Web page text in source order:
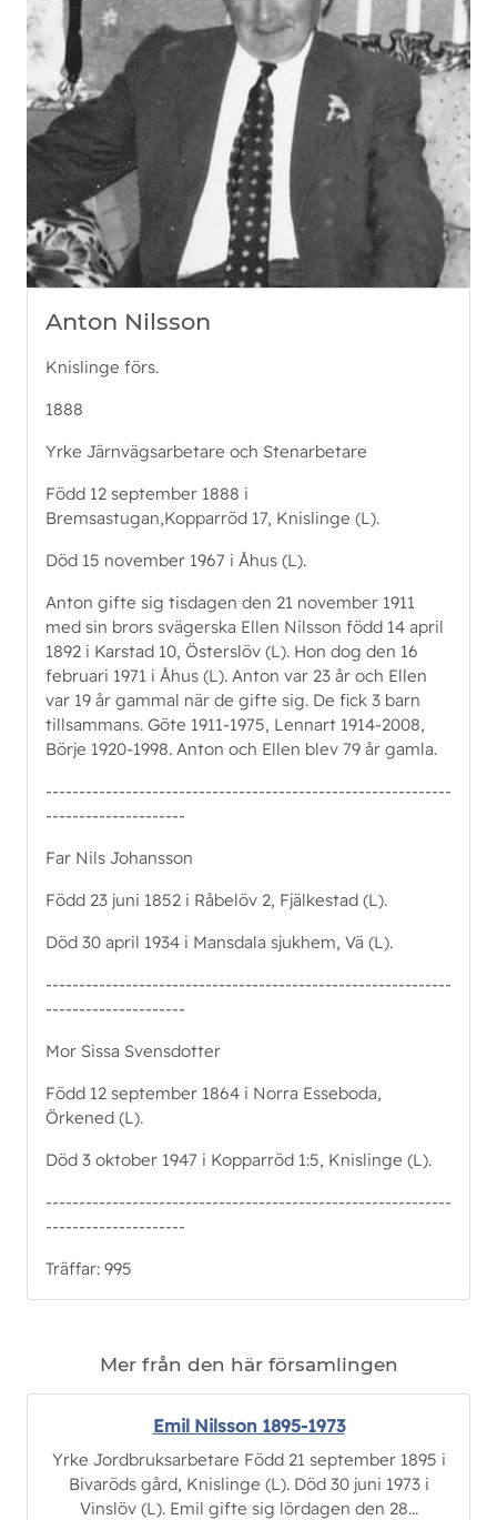
Anton Nilsson
Knislinge förs.
1888
Yrke Järnvägsarbetare och Stenarbetare
Född 12 september 1888 i
Bremsastugan,Kopparröd 17, Knislinge (L).
Död 15 november 1967 i Åhus (L).
Anton gifte sig tisdagen den 21 november 1911
med sin brors svägerska Ellen Nilsson född 14 april
1892 i Karstad 10, Österslöv (L). Hon dog den 16
februari 1971 i Åhus (L). Anton var 23 år och Ellen
var 19 år gammal när de gifte sig. De fick 3 barn
tillsammans. Göte 1911-1975, Lennart 1914-2008,
Börje 1920-1998. Anton och Ellen blev 79 år gamla.
-------------------------------------------------------------
---------------------
Far Nils Johansson
Född 23 juni 1852 i Råbelöv 2, Fjälkestad (L).
Död 30 april 1934 i Mansdala sjukhem, Vä (L).
-------------------------------------------------------------
---------------------
Mor Sissa Svensdotter
Född 12 september 1864 i Norra Esseboda,
Örkened (L).
Död 3 oktober 1947 i Kopparröd 1:5, Knislinge (L).
-------------------------------------------------------------
---------------------
Träffar: 995
Mer från den här församlingen
Emil Nilsson 1895-1973
Yrke Jordbruksarbetare Född 21 september 1895 i
Bivaröds gård, Knislinge (L). Död 30 juni 1973 i
Vinslöv (L). Emil gifte sig lördagen den 28...